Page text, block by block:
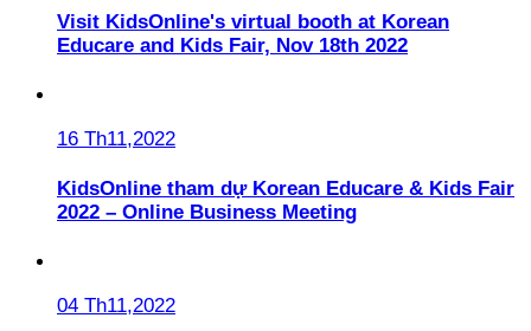
Visit KidsOnline's virtual booth at Korean
Educare and Kids Fair, Nov 18th 2022
16 Th11,2022
KidsOnline tham dự Korean Educare & Kids Fair
2022 – Online Business Meeting
04 Th11,2022